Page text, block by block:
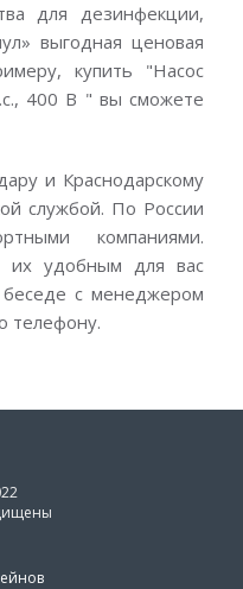
для дезинфекции,
выгодная ценовая
купить "Насос
400 В " вы сможете
и Краснодарскому
службой. По России
компаниями.
их удобным для вас
с менеджером
телефону.